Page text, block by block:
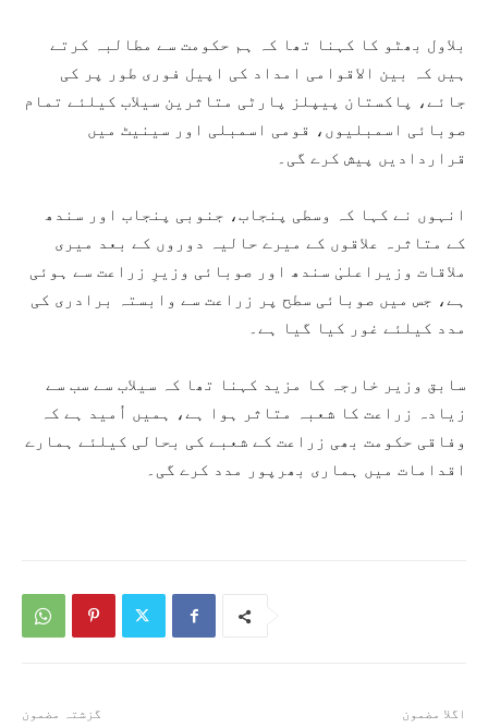
بلاول بھٹو کا کہنا تھا کہ ہم حکومت سے مطالبہ کرتے
ہیں کہ بین الاقوامی امداد کی اپیل فوری طور پر کی
جائے، پاکستان پیپلز پارٹی متاثرین سیلاب کیلئے تمام
صوبائی اسمبلیوں، قومی اسمبلی اور سینیٹ میں
قراردادیں پیش کرے گی۔
انہوں نے کہا کہ وسطی پنجاب، جنوبی پنجاب اور سندھ
کے متاثرہ علاقوں کے میرے حالیہ دوروں کے بعد میری
ملاقات وزیراعلیٰ سندھ اور صوبائی وزیرِ زراعت سے ہوئی
ہے، جس میں صوبائی سطح پر زراعت سے وابستہ برادری کی
مدد کیلئے غور کیا گیا ہے۔
سابق وزیر خارجہ کا مزید کہنا تھا کہ سیلاب سے سب سے
زیادہ زراعت کا شعبہ متاثر ہوا ہے، ہمیں اُمید ہے کہ
وفاقی حکومت بھی زراعت کے شعبے کی بحالی کیلئے ہمارے
اقدامات میں ہماری بھرپور مدد کرے گی۔
گزشتہ مضمون اگلا مضمون